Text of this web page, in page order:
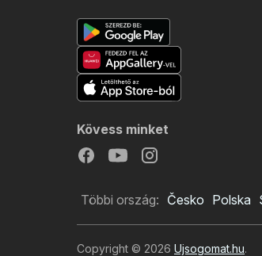
Kövess minket
Többi ország: Česko Polska
Copyright © 2026 Ujsogomat.hu.